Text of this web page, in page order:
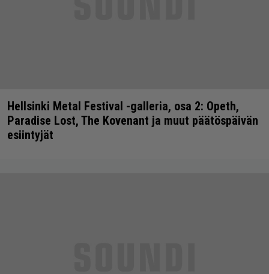
Hellsinki Metal Festival -galleria, osa 2: Opeth,
Paradise Lost, The Kovenant ja muut päätöspäivän
esiintyjät